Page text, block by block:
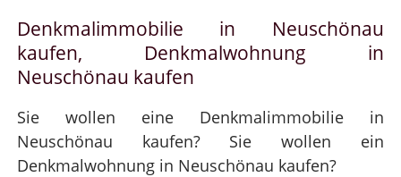
Denkmalimmobilie in Neuschönau
kaufen, Denkmalwohnung in
Neuschönau kaufen
Sie wollen eine Denkmalimmobilie in
Neuschönau kaufen? Sie wollen ein
Denkmalwohnung in Neuschönau kaufen?